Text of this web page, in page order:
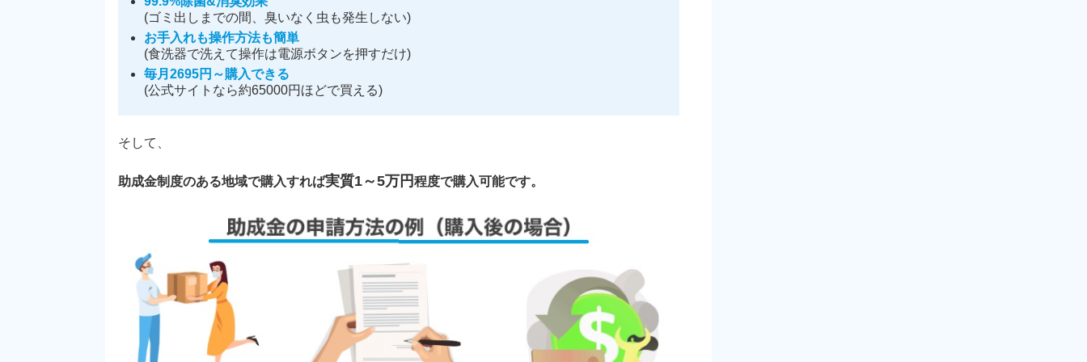
(ゴミ出しまでの間、臭いなく虫も発生しない)
お手入れも操作方法も簡単
(食洗器で洗えて操作は電源ボタンを押すだけ)
毎月2695円～購入できる
(公式サイトなら約65000円ほどで買える)
そして、
助成金制度のある地域で購入すれば実質1～5万円程度で購入可能です。